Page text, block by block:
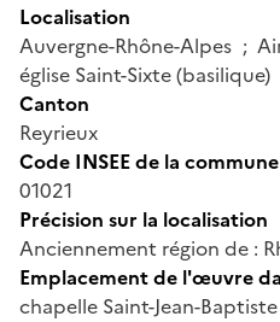
Localisation
Auvergne-Rhône-Alpes ;
église Saint-Sixte (basilique)
Canton
Reyrieux
Code INSEE de la commune
01021
Précision sur la localisation
Anciennement région de :
Emplacement de l'œuvre
chapelle Saint-Jean-